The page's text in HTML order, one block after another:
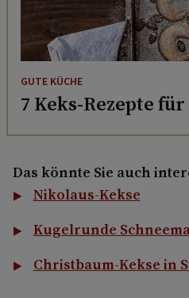
GUTE KÜCHE
7 Keks-Rezepte
Das könnte Sie auch
Nikolaus-Kekse
Kugelrunde
Christbaum-Kekse in